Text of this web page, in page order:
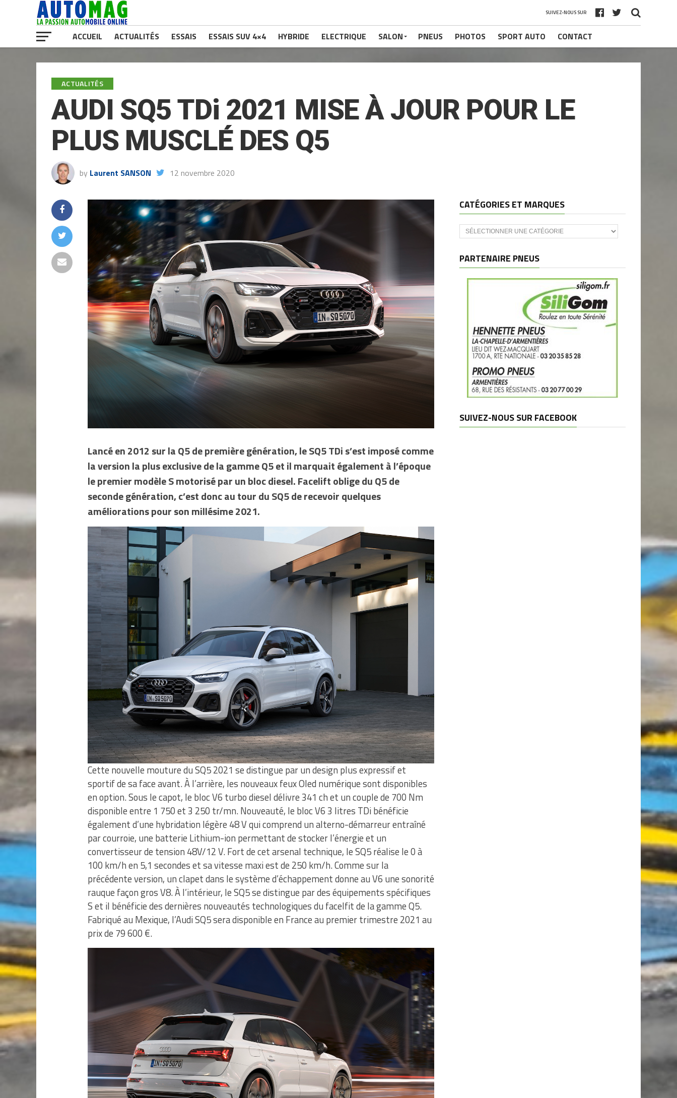
SUIVEZ-NOUS SUR
ACCUEIL ACTUALITÉS ESSAIS ESSAIS SUV 4×4 HYBRIDE ELECTRIQUE SALON PNEUS PHOTOS SPORT AUTO CONTACT
ACTUALITÉS
AUDI SQ5 TDi 2021 MISE À JOUR POUR LE
PLUS MUSCLÉ DES Q5
by Laurent SANSON 12 novembre 2020
Lancé en 2012 sur la Q5 de première génération, le SQ5 TDi s’est imposé comme
la version la plus exclusive de la gamme Q5 et il marquait également à l’époque
le premier modèle S motorisé par un bloc diesel. Facelift oblige du Q5 de
seconde génération, c’est donc au tour du SQ5 de recevoir quelques
améliorations pour son millésime 2021.
Cette nouvelle mouture du SQ5 2021 se distingue par un design plus expressif et
sportif de sa face avant. À l’arrière, les nouveaux feux Oled numérique sont disponibles
en option. Sous le capot, le bloc V6 turbo diesel délivre 341 ch et un couple de 700 Nm
disponible entre 1 750 et 3 250 tr/mn. Nouveauté, le bloc V6 3 litres TDi bénéficie
également d’une hybridation légère 48 V qui comprend un alterno-démarreur entraîné
par courroie, une batterie Lithium-ion permettant de stocker l’énergie et un
convertisseur de tension 48V/12 V. Fort de cet arsenal technique, le SQ5 réalise le 0 à
100 km/h en 5,1 secondes et sa vitesse maxi est de 250 km/h. Comme sur la
précédente version, un clapet dans le système d’échappement donne au V6 une sonorité
rauque façon gros V8. À l’intérieur, le SQ5 se distingue par des équipements spécifiques
S et il bénéficie des dernières nouveautés technologiques du facelfit de la gamme Q5.
Fabriqué au Mexique, l’Audi SQ5 sera disponible en France au premier trimestre 2021 au
prix de 79 600 €.
CATÉGORIES ET MARQUES
Catégories
et
PARTENAIRE PNEUS
SUIVEZ-NOUS SUR FACEBOOK